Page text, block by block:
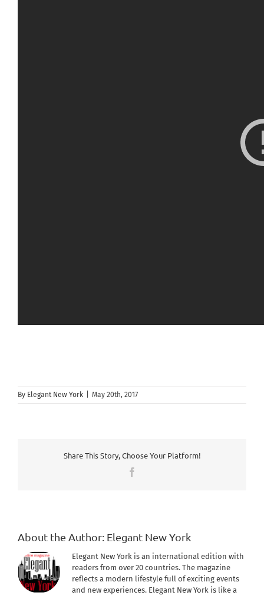
By Elegant New York May 20th, 2017
Share This Story, Choose Your Platform!
About the Author: Elegant New York
Elegant New York is an international edition with
readers from over 20 countries. The magazine
reflects a modern lifestyle full of exciting events
and new experiences. Elegant New York is like a